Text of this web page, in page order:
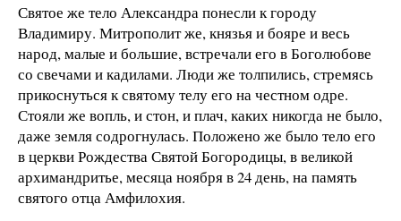
Святое же тело Александра понесли к городу
Владимиру. Митрополит же, князья и бояре и весь
народ, малые и большие, встречали его в Боголюбове
со свечами и кадилами. Люди же толпились, стремясь
прикоснуться к святому телу его на честном одре.
Стояли же вопль, и стон, и плач, каких никогда не было,
даже земля содрогнулась. Положено же было тело его
в церкви Рождества Святой Богородицы, в великой
архимандритье, месяца ноября в 24 день, на память
святого отца Амфилохия.